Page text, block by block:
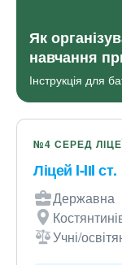
Як
навчання
Інструкція для
№4 СЕРЕД
Ліцей I-IІI ст.
Державна
Учні/